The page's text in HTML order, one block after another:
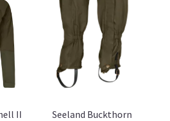
II
Seeland Buckthorn